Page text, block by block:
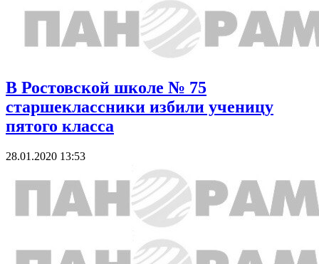
В Ростовской школе № 75
старшеклассники избили ученицу
пятого класса
28.01.2020 13:53